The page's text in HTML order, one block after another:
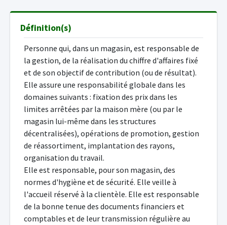
Définition(s)
Personne qui, dans un magasin, est responsable de
la gestion, de la réalisation du chiffre d'affaires fixé
et de son objectif de contribution (ou de résultat).
Elle assure une responsabilité globale dans les
domaines suivants : fixation des prix dans les
limites arrêtées par la maison mère (ou par le
magasin lui-même dans les structures
décentralisées), opérations de promotion, gestion
de réassortiment, implantation des rayons,
organisation du travail.
Elle est responsable, pour son magasin, des
normes d'hygiène et de sécurité. Elle veille à
l'accueil réservé à la clientèle. Elle est responsable
de la bonne tenue des documents financiers et
comptables et de leur transmission régulière au